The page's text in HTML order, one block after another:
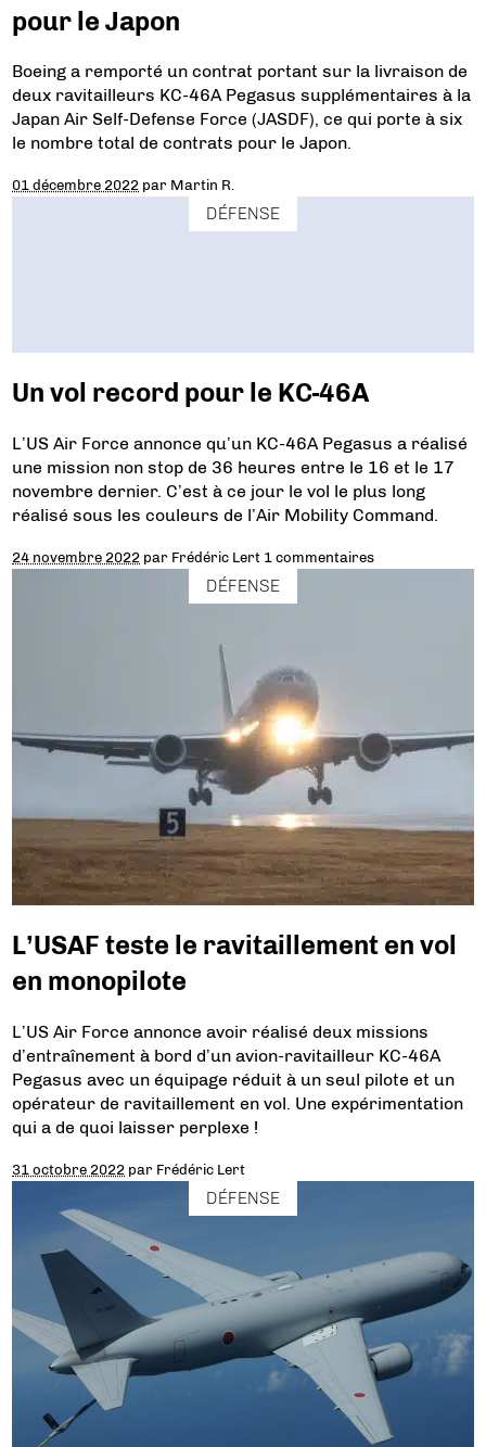
pour le Japon
Boeing a remporté un contrat portant sur la livraison de
deux ravitailleurs KC-46A Pegasus supplémentaires à la
Japan Air Self-Defense Force (JASDF), ce qui porte à six
le nombre total de contrats pour le Japon.
01 décembre 2022 par Martin R.
DÉFENSE
Un vol record pour le KC-46A
L’US Air Force annonce qu’un KC-46A Pegasus a réalisé
une mission non stop de 36 heures entre le 16 et le 17
novembre dernier. C’est à ce jour le vol le plus long
réalisé sous les couleurs de l’Air Mobility Command.
24 novembre 2022 par Frédéric Lert 1 commentaires
DÉFENSE
L’USAF teste le ravitaillement en vol
en monopilote
L’US Air Force annonce avoir réalisé deux missions
d’entraînement à bord d’un avion-ravitailleur KC-46A
Pegasus avec un équipage réduit à un seul pilote et un
opérateur de ravitaillement en vol. Une expérimentation
qui a de quoi laisser perplexe !
31 octobre 2022 par Frédéric Lert
DÉFENSE